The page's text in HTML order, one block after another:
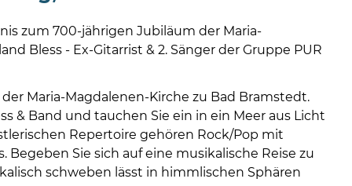
Uhr
14
-
Uhr
zum 700-jährigen Jubiläum der Maria-
Bless - Ex-Gitarrist & 2. Sänger der Gruppe PUR
Maria-Magdalenen-Kirche zu Bad Bramstedt.
& Band und tauchen Sie ein in ein Meer aus Licht
Repertoire gehören Rock/Pop mit
Sie sich auf eine musikalische Reise zu
schweben lässt in himmlischen Sphären